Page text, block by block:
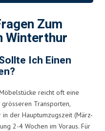
Zum
Winterthur
Ich Einen
reicht oft eine
Transporten,
der Hauptumzugszeit (März-
2-4 Wochen im Voraus. Für